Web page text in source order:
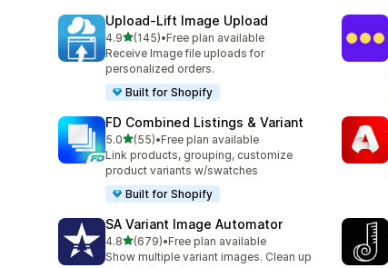
Upload‑Lift Image Upload
4.9별 5개 중
(145)
총 리뷰 145개
•Free plan available
Receive Image file uploads for
personalized orders.
Built for Shopify
FD Combined Listings & Variant
5.0별 5개 중
(55)
총 리뷰 55개
•Free plan available
Link products, grouping, customize
product variants w/swatches
Built for Shopify
SA Variant Image Automator
4.8별 5개 중
(679)
총 리뷰 679개
•Free plan available
Show multiple variant images. Clean up